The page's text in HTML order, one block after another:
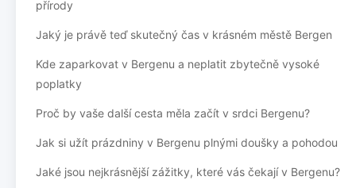
přírody
Jaký je právě teď skutečný čas v krásném městě Bergen
Kde zaparkovat v Bergenu a neplatit zbytečně vysoké
poplatky
Proč by vaše další cesta měla začít v srdci Bergenu?
Jak si užít prázdniny v Bergenu plnými doušky a pohodou
Jaké jsou nejkrásnější zážitky, které vás čekají v Bergenu?